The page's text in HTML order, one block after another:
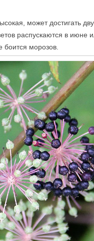
может достигать
распускаются в июне
боится морозов.